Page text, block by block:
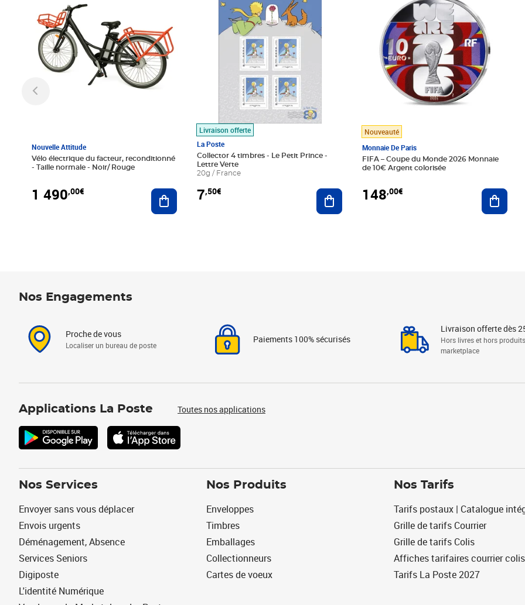
Nouvelle Attitude
Vélo électrique du facteur, reconditionné
- Taille normale - Noir/ Rouge
1 490,00€ Ajouter au panier
Livraison offerte
La Poste
Collector 4 timbres - Le Petit Prince -
Lettre Verte
20g / France
7,50€ Ajouter au panier
Nouveauté
Monnaie De Paris
FIFA – Coupe du Monde 2026 Monnaie
de 10€ Argent colorisée
148,00€
Nos Engagements
Proche de vous
Localiser un bureau de poste
Paiements 100% sécurisés
Livraison offerte dès
Hors livres et hors produits
marketplace
Applications La Poste Toutes nos applications
Nos Services
Envoyer sans vous déplacer
Envois urgents
Déménagement, Absence
Services Seniors
Digiposte
L'identité Numérique
Nos Produits
Enveloppes
Timbres
Emballages
Collectionneurs
Cartes de voeux
Nos Tarifs
Tarifs postaux | Catalogue
Grille de tarifs Courrier
Grille de tarifs Colis
Affiches tarifaires courrier colis
Tarifs La Poste 2027